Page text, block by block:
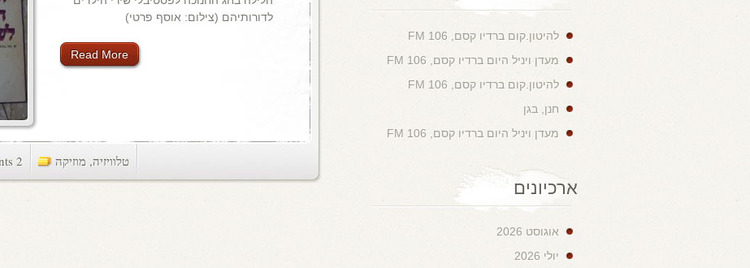
לדורותיהם (צילום: אוסף פרטי)
Read More
2 comments טלוויזיה, מוזיקה
להיטון.קום ברדיו קסם, 106 FM
מעדן ויניל היום ברדיו קסם, 106 FM
להיטון.קום ברדיו קסם, 106 FM
חנן, בגן
מעדן ויניל היום ברדיו קסם, 106 FM
ארכיונים
אוגוסט 2026
יולי 2026